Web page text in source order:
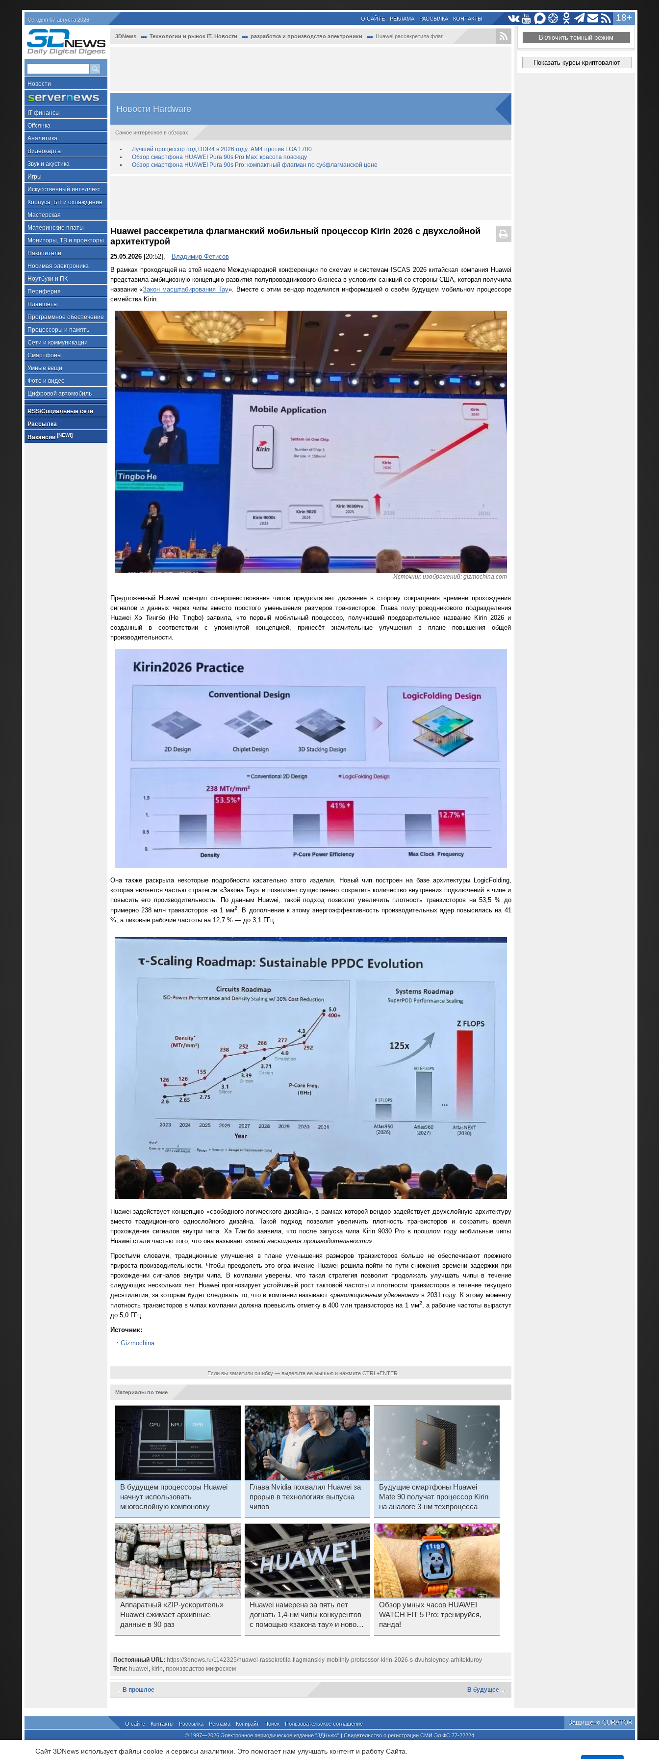
Сегодня 07 августа 2026 18+
О САЙТЕ РЕКЛАМА РАССЫЛКА КОНТАКТЫ
Новости
IT-финансы
Offсянка
Аналитика
Видеокарты
Звук и акустика
Игры
Искусственный интеллект
Корпуса, БП и охлаждение
Мастерская
Материнские платы
Мониторы, ТВ и проекторы
Накопители
Носимая электроника
Ноутбуки и ПК
Периферия
Планшеты
Программное обеспечение
Процессоры и память
Сети и коммуникации
Смартфоны
Умные вещи
Фото и видео
Цифровой автомобиль
RSS/Социальные сети
Рассылка
Вакансии [NEW!]
3DNews Технологии и рынок IT. Новости разработка и производство электроники Huawei рассекретила флагманский мобильны...
Новости Hardware
Самое интересное в обзорах
Лучший процессор под DDR4 в 2026 году: AM4 против LGA 1700
Обзор смартфона HUAWEI Pura 90s Pro Max: красота повсюду
Обзор смартфона HUAWEI Pura 90s Pro: компактный флагман по субфлагманской цене
Huawei рассекретила флагманский мобильный процессор Kirin 2026 с двухслойной
архитектурой
25.05.2026[20:52],
Владимир Фетисов
В рамках проходящей на этой неделе Международной конференции по схемам и системам ISCAS 2026 китайская компания Huawei
представила амбициозную концепцию развития полупроводникового бизнеса в условиях санкций со стороны США, которая получила
название «Закон масштабирования Тау». Вместе с этим вендор поделился информацией о своём будущем мобильном процессоре
семейства Kirin.
Источник изображений: gizmochina.com
Предложенный Huawei принцип совершенствования чипов предполагает движение в сторону сокращения времени прохождения
сигналов и данных через чипы вместо простого уменьшения размеров транзисторов. Глава полупроводникового подразделения
Huawei Хэ Тингбо (He Tingbo) заявила, что первый мобильный процессор, получивший предварительное название Kirin 2026 и
созданный в соответствии с упомянутой концепцией, принесёт значительные улучшения в плане повышения общей
производительности.
Она также раскрыла некоторые подробности касательно этого изделия. Новый чип построен на базе архитектуры LogicFolding,
которая является частью стратегии «Закона Тау» и позволяет существенно сократить количество внутренних подключений в чипе и
повысить его производительность. По данным Huawei, такой подход позволит увеличить плотность транзисторов на 53,5 % до
примерно 238 млн транзисторов на 1 мм2. В дополнение к этому энергоэффективность производительных ядер повысилась на 41
%, а пиковые рабочие частоты на 12,7 % — до 3,1 ГГц.
Huawei задействует концепцию «свободного логического дизайна», в рамках которой вендор задействует двухслойную архитектуру
вместо традиционного однослойного дизайна. Такой подход позволит увеличить плотность транзисторов и сократить время
прохождения сигналов внутри чипа. Хэ Тингбо заявила, что после запуска чипа Kirin 9030 Pro в прошлом году мобильные чипы
Huawei стали частью того, что она называет «зоной насыщения производительности».
Простыми словами, традиционные улучшения в плане уменьшения размеров транзисторов больше не обеспечивают прежнего
прироста производительности. Чтобы преодолеть это ограничение Huawei решила пойти по пути снижения времени задержки при
прохождении сигналов внутри чипа. В компании уверены, что такая стратегия позволит продолжать улучшать чипы в течение
следующих нескольких лет. Huawei прогнозирует устойчивый рост тактовой частоты и плотности транзисторов в течение текущего
десятилетия, за которым будет следовать то, что в компании называют «революционным удвоением» в 2031 году. К этому моменту
плотность транзисторов в чипах компании должна превысить отметку в 400 млн транзисторов на 1 мм2, а рабочие частоты вырастут
до 5,0 ГГц.
Источник:
Gizmochina
Если вы заметили ошибку — выделите ее мышью и нажмите CTRL+ENTER.
Материалы по теме
В будущем процессоры Huawei
начнут использовать
многослойную компоновку
Глава Nvidia похвалил Huawei за
прорыв в технологиях выпуска
чипов
Будущие смартфоны Huawei
Mate 90 получат процессор Kirin
на аналоге 3-нм техпроцесса
Аппаратный «ZIP-ускоритель»
Huawei сжимает архивные
данные в 90 раз
Huawei намерена за пять лет
догнать 1,4-нм чипы конкурентов
с помощью «закона тау» и нового
принципа проектирования
Обзор умных часов HUAWEI
WATCH FIT 5 Pro: тренируйся,
панда!
Постоянный URL: https://3dnews.ru/1142325/huawei-rassekretila-flagmanskiy-mobilniy-protsessor-kirin-2026-s-dvuhsloynoy-arhitekturoy
Теги: huawei kirin производство микросхем
← В прошлое В будущее →
Включить темный режим
Показать курсы криптовалют
О сайте Контакты Рассылка Реклама Копирайт Поиск Пользовательское соглашение Защищено CURATOR
© 1997—2026 Электронное периодическое издание "3ДНьюс" | Свидетельство о регистрации СМИ Эл ФС 77-22224
При цитировании документа ссылка на сайт с указанием автора обязательна. Полное заимствование документа является нарушением
Сайт 3DNews использует файлы cookie и сервисы аналитики. Это помогает нам улучшать контент и работу Cайта.